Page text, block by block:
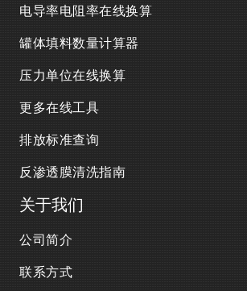
电导率电阻率在线换算
罐体填料数量计算器
压力单位在线换算
更多在线工具
排放标准查询
反渗透膜清洗指南
关于我们
公司简介
联系方式